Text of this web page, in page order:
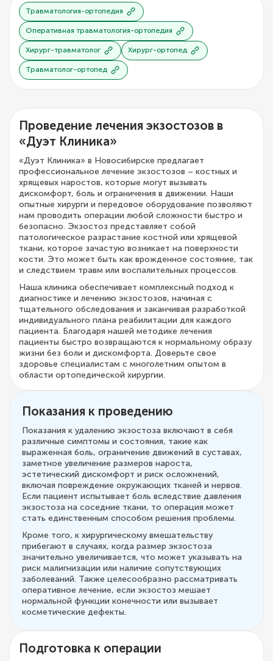
Травматология-ортопедия
Оперативная травматология-ортопедия
Хирург-травматолог Хирург-ортопед
Травматолог-ортопед
Проведение лечения экзостозов в
«Дуэт Клиника»
«Дуэт Клиника» в Новосибирске предлагает
профессиональное лечение экзостозов – костных и
хрящевых наростов, которые могут вызывать
дискомфорт, боль и ограничения в движении. Наши
опытные хирурги и передовое оборудование позволяют
нам проводить операции любой сложности быстро и
безопасно. Экзостоз представляет собой
патологическое разрастание костной или хрящевой
ткани, которое зачастую возникает на поверхности
кости. Это может быть как врожденное состояние, так
и следствием травм или воспалительных процессов.
Наша клиника обеспечивает комплексный подход к
диагностике и лечению экзостозов, начиная с
тщательного обследования и заканчивая разработкой
индивидуального плана реабилитации для каждого
пациента. Благодаря нашей методике лечения
пациенты быстро возвращаются к нормальному образу
жизни без боли и дискомфорта. Доверьте свое
здоровье специалистам с многолетним опытом в
области ортопедической хирургии.
Показания к проведению
Показания к удалению экзостоза включают в себя
различные симптомы и состояния, такие как
выраженная боль, ограничение движений в суставах,
заметное увеличение размеров нароста,
эстетический дискомфорт и риск осложнений,
включая повреждение окружающих тканей и нервов.
Если пациент испытывает боль вследствие давления
экзостоза на соседние ткани, то операция может
стать единственным способом решения проблемы.
Кроме того, к хирургическому вмешательству
прибегают в случаях, когда размер экзостоза
значительно увеличивается, что может указывать на
риск малигнизации или наличие сопутствующих
заболеваний. Также целесообразно рассматривать
оперативное лечение, если экзостоз мешает
нормальной функции конечности или вызывает
косметические дефекты.
Подготовка к операции